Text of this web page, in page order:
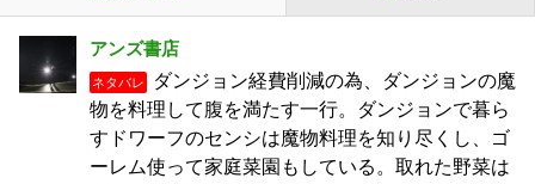
アンズ書店
ネタバレ
ダンジョン経費削減の為、ダンジョンの魔
物を料理して腹を満たす一行。ダンジョンで暮ら
すドワーフのセンシは魔物料理を知り尽くし、ゴ
ーレム使って家庭菜園もしている。取れた野菜は